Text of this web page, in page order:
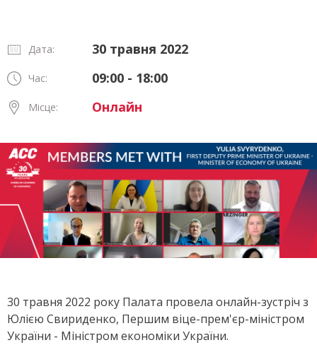
Дата: 30 травня 2022
Час: 09:00 - 18:00
Місце: Онлайн
30 травня 2022 року Палата провела онлайн-зустріч з
Юлією Свириденко, Першим віце-прем'єр-міністром
України - Міністром економіки України.